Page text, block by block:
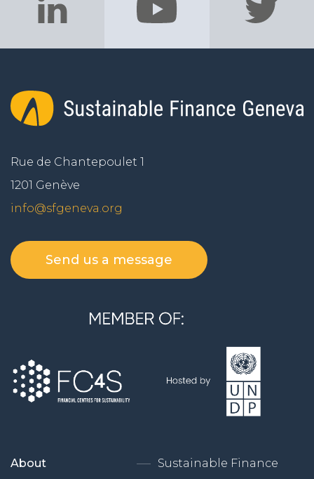
Rue de Chantepoulet 1
1201 Genève
info@sfgeneva.org
Send us a message
About
Sustainable Finance